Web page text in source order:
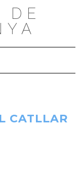
DE
de navegación
CATLLAR